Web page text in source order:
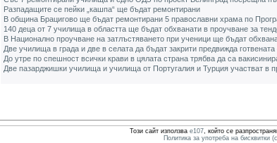
Разпадащите се пейки „кашпа“ ще бъдат ремонтирани
В община Брацигово ще бъдат ремонтирани 5 православни храма по
140 деца от 7 училища в областта ще бъдат обхванати в проучване за
В Национално проучване на затлъстяването при ученици ще бъдат
Две училища в града и две в селата да бъдат закрити предвижда
До утре по спешност всички крави в цялата страна трябва да са
Две пазарджишки училища и училища от Португалия и Турция участват в
Този сайт използва e107, който се
Политика за употреба на бисквитки